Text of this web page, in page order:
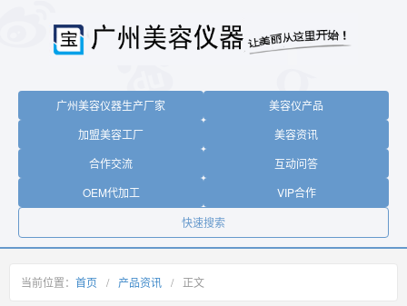
广州美容仪器生产厂家
美容仪产品
加盟美容工厂
美容资讯
合作交流
互动问答
OEM代加工
VIP合作
快速搜索
当前位置： 首页 / 产品资讯 / 正文